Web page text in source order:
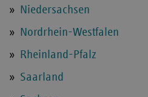
Niedersachsen
Nordrhein-Westfalen
Rheinland-Pfalz
Saarland